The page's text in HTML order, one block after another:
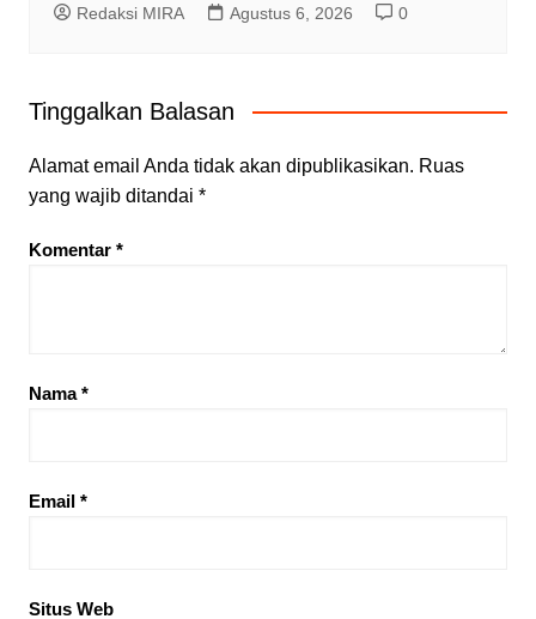
Redaksi MIRA Agustus 6, 2026 0
Tinggalkan Balasan
Alamat email Anda tidak akan dipublikasikan. Ruas
yang wajib ditandai *
Komentar *
Nama*
Email *
Situs Web